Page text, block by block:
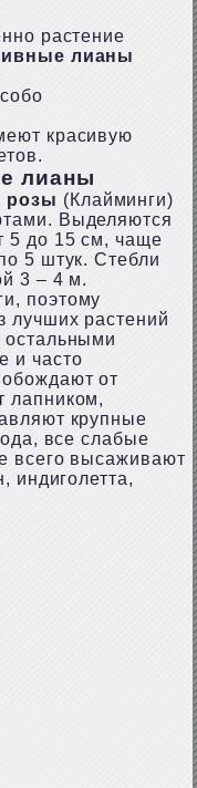
растение
лианы
красивую
лианы
розы (Клайминги)
Выделяются
5 до 15 см, чаще
5 штук. Стебли
3 – 4 м.
поэтому
лучших растений
и часто
от
лапником,
крупные
все слабые
всего высаживают
индиголетта,